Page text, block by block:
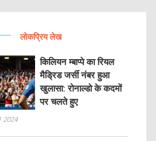
लोकप्रिय लेख
किलियन म्बाप्पे का रियल
मैड्रिड जर्सी नंबर हुआ
खुलासा: रोनाल्डो के कदमों
पर चलते हुए
2024